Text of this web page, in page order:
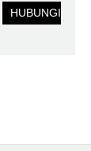
HUBUNGI